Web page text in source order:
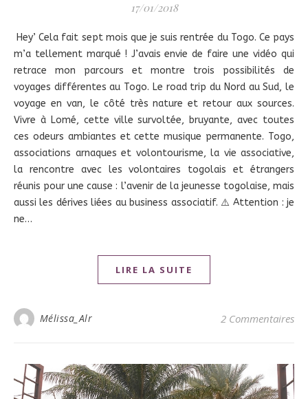
17/01/2018
Hey’ Cela fait sept mois que je suis rentrée du Togo. Ce pays
m’a tellement marqué ! J’avais envie de faire une vidéo qui
retrace mon parcours et montre trois possibilités de
voyages différentes au Togo. Le road trip du Nord au Sud, le
voyage en van, le côté très nature et retour aux sources.
Vivre à Lomé, cette ville survoltée, bruyante, avec toutes
ces odeurs ambiantes et cette musique permanente. Togo,
associations arnaques et volontourisme, la vie associative,
la rencontre avec les volontaires togolais et étrangers
réunis pour une cause : l’avenir de la jeunesse togolaise, mais
aussi les dérives liées au business associatif. ⚠️ Attention : je
ne…
LIRE LA SUITE
Mélissa_Alr 2 Commentaires